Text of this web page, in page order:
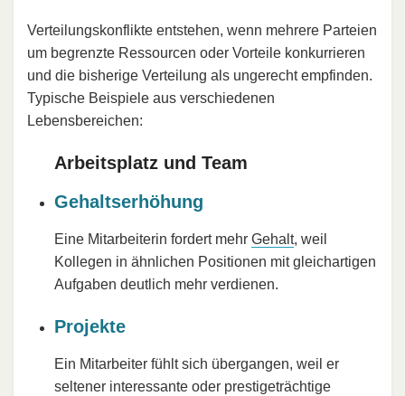
Verteilungskonflikte entstehen, wenn mehrere Parteien
um begrenzte Ressourcen oder Vorteile konkurrieren
und die bisherige Verteilung als ungerecht empfinden.
Typische Beispiele aus verschiedenen
Lebensbereichen:
Arbeitsplatz und Team
Gehaltserhöhung
Eine Mitarbeiterin fordert mehr Gehalt, weil
Kollegen in ähnlichen Positionen mit gleichartigen
Aufgaben deutlich mehr verdienen.
Projekte
Ein Mitarbeiter fühlt sich übergangen, weil er
seltener interessante oder prestigeträchtige